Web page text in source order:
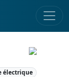
électrique